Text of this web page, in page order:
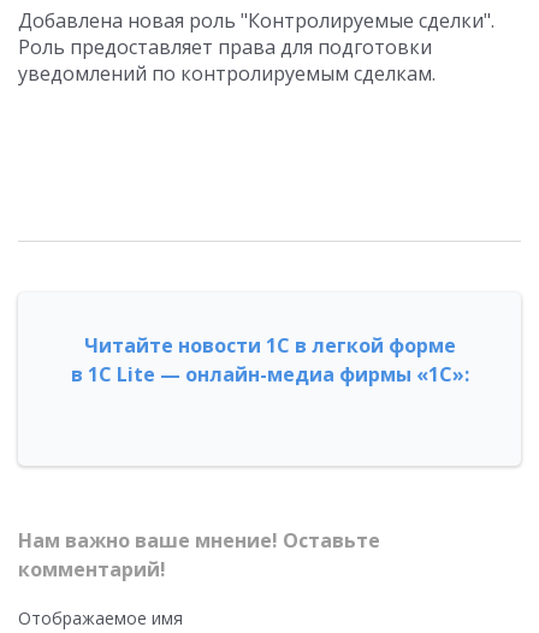
Добавлена новая роль "Контролируемые сделки".
Роль предоставляет права для подготовки
уведомлений по контролируемым сделкам.
Читайте новости 1С в легкой форме
в 1С Lite — онлайн-медиа фирмы «1С»:
Нам важно ваше мнение! Оставьте
комментарий!
Отображаемое имя